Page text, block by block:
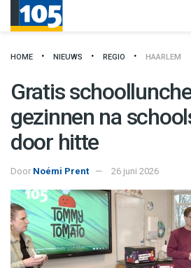
HOME NIEUWS REGIO HAARLEM
Gratis
gezinnen na
door hitte
Door Noémi Prent 26 juni 2026